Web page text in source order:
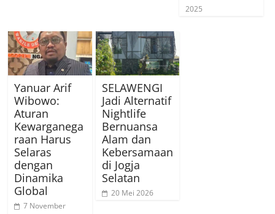
2025
Yanuar Arif
Wibowo:
Aturan
Kewarganega
raan Harus
Selaras
dengan
Dinamika
Global
7 November
SELAWENGI
Jadi Alternatif
Nightlife
Bernuansa
Alam dan
Kebersamaan
di Jogja
Selatan
20 Mei 2026